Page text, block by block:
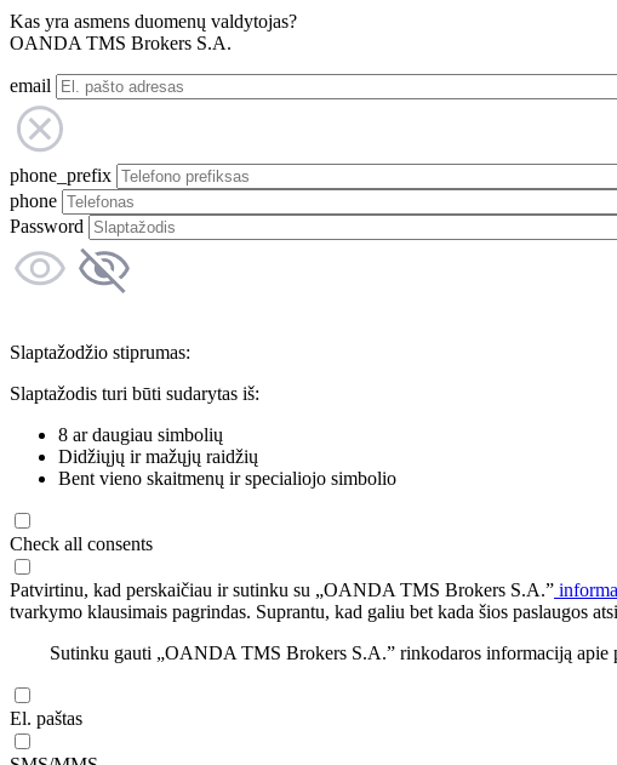
Kas yra asmens duomenų valdytojas?
OANDA TMS Brokers S.A.
email
phone_prefix
phone
Password
Slaptažodžio stiprumas:
Slaptažodis turi būti sudarytas iš:
8 ar daugiau simbolių
Didžiųjų ir mažųjų raidžių
Bent vieno skaitmenų ir specialiojo simbolio
Check all consents
Patvirtinu, kad perskaičiau ir sutinku su „OANDA TMS Brokers S.A.”
tvarkymo klausimais pagrindas. Suprantu, kad galiu bet kada šios paslaugos
Sutinku gauti „OANDA TMS Brokers S.A.” rinkodaros informaciją apie
El. paštas